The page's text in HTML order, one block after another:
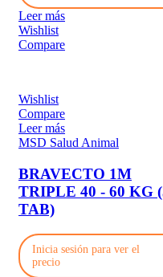
Leer más
Wishlist
Compare
Wishlist
Compare
Leer más
MSD Salud Animal
BRAVECTO 1M
TRIPLE 40 - 60 KG
TAB)
Inicia sesión para ver el
precio